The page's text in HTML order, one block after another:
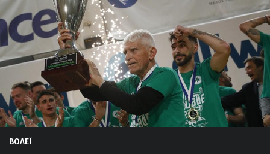
ΒΟΛΕΪ